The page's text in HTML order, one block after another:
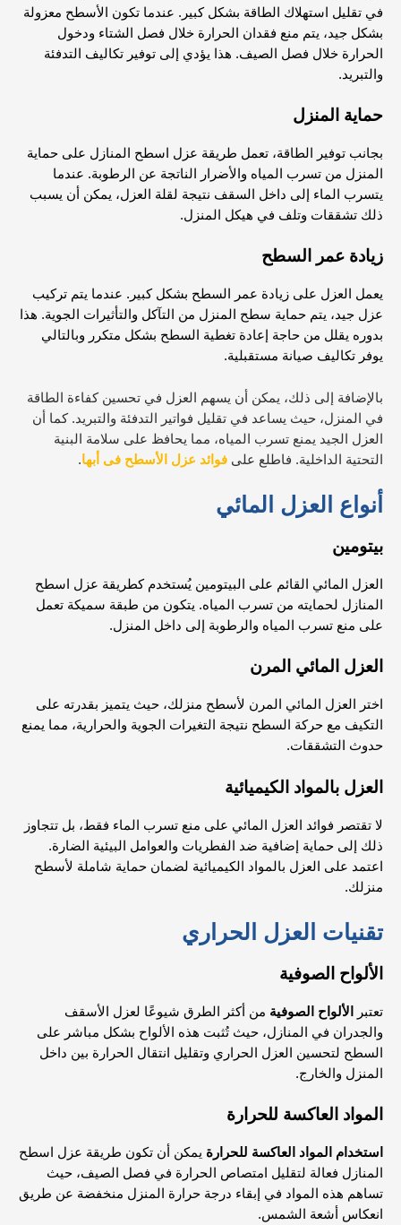
في تقليل استهلاك الطاقة بشكل كبير. عندما تكون الأسطح معزولة
بشكل جيد، يتم منع فقدان الحرارة خلال فصل الشتاء ودخول
الحرارة خلال فصل الصيف. هذا يؤدي إلى توفير تكاليف التدفئة
والتبريد.
حماية المنزل
بجانب توفير الطاقة، تعمل طريقة عزل اسطح المنازل على حماية
المنزل من تسرب المياه والأضرار الناتجة عن الرطوبة. عندما
يتسرب الماء إلى داخل السقف نتيجة لقلة العزل، يمكن أن يسبب
ذلك تشققات وتلف في هيكل المنزل.
زيادة عمر السطح
يعمل العزل على زيادة عمر السطح بشكل كبير. عندما يتم تركيب
عزل جيد، يتم حماية سطح المنزل من التآكل والتأثيرات الجوية. هذا
بدوره يقلل من حاجة إعادة تغطية السطح بشكل متكرر وبالتالي
يوفر تكاليف صيانة مستقبلية.
بالإضافة إلى ذلك، يمكن أن يسهم العزل في تحسين كفاءة الطاقة
في المنزل، حيث يساعد في تقليل فواتير التدفئة والتبريد. كما أن
العزل الجيد يمنع تسرب المياه، مما يحافظ على سلامة البنية
التحتية الداخلية. فاطلع على فوائد عزل الأسطح فى أبها.
أنواع العزل المائي
بيتومين
العزل المائي القائم على البيتومين يُستخدم كطريقة عزل اسطح
المنازل لحمايته من تسرب المياه. يتكون من طبقة سميكة تعمل
على منع تسرب المياه والرطوبة إلى داخل المنزل.
العزل المائي المرن
اختر العزل المائي المرن لأسطح منزلك، حيث يتميز بقدرته على
التكيف مع حركة السطح نتيجة التغيرات الجوية والحرارية، مما يمنع
حدوث التشققات.
العزل بالمواد الكيميائية
لا تقتصر فوائد العزل المائي على منع تسرب الماء فقط، بل تتجاوز
ذلك إلى حماية إضافية ضد الفطريات والعوامل البيئية الضارة.
اعتمد على العزل بالمواد الكيميائية لضمان حماية شاملة لأسطح
منزلك.
تقنيات العزل الحراري
الألواح الصوفية
تعتبر الألواح الصوفية من أكثر الطرق شيوعًا لعزل الأسقف
والجدران في المنازل، حيث تُثبت هذه الألواح بشكل مباشر على
السطح لتحسين العزل الحراري وتقليل انتقال الحرارة بين داخل
المنزل والخارج.
المواد العاكسة للحرارة
استخدام المواد العاكسة للحرارة يمكن أن تكون طريقة عزل اسطح
المنازل فعالة لتقليل امتصاص الحرارة في فصل الصيف، حيث
تساهم هذه المواد في إبقاء درجة حرارة المنزل منخفضة عن طريق
انعكاس أشعة الشمس.